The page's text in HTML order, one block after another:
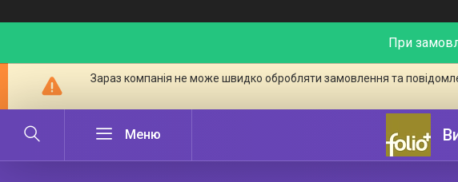
При
Зараз компанія не може швидко обробляти замовлення та